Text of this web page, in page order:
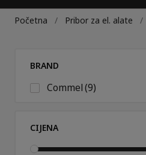
Početna / Pribor za el. alate /
BRAND
Commel(9)
CIJENA